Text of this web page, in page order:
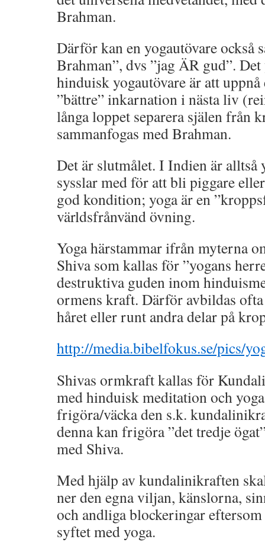
Brahman.
Därför kan en yogautövare också
Brahman”, dvs ”jag ÄR gud”.
hinduisk yogautövare är att
”bättre” inkarnation i nästa liv
långa loppet separera själen från
sammanfogas med Brahman.
Det är slutmålet. I Indien är alltså
sysslar med för att bli piggare
god kondition; yoga är en
världsfrånvänd övning.
Yoga härstammar ifrån myterna
Shiva som kallas för ”yogans
destruktiva guden inom
ormens kraft. Därför avbildas
håret eller runt andra delar på
http://media.bibelfokus.se/pics/
Shivas ormkraft kallas för
med hinduisk meditation och
frigöra/väcka den s.k.
denna kan frigöra ”det tredje
med Shiva.
Med hjälp av kundalinikraften
ner den egna viljan, känslorna,
och andliga blockeringar
syftet med yoga.